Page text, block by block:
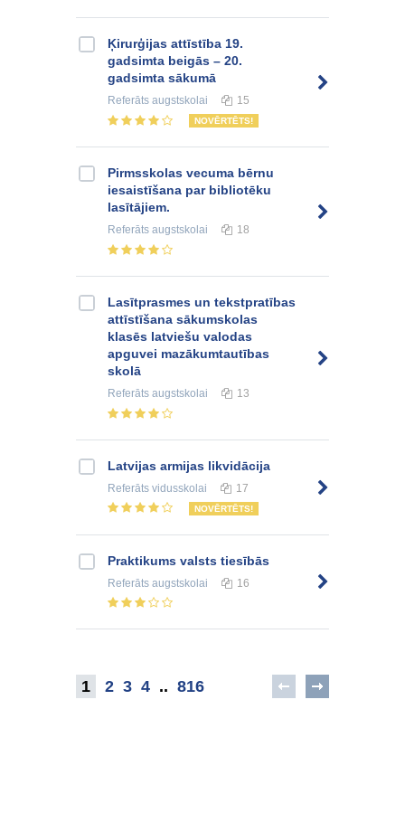
Ķirurģijas attīstība 19.
gadsimta beigās – 20.
gadsimta sākumā
Referāts augstskolai 15
NOVĒRTĒTS!
Pirmsskolas vecuma bērnu
iesaistīšana par bibliotēku
lasītājiem.
Referāts augstskolai 18
Lasītprasmes un tekstpratības
attīstīšana sākumskolas
klasēs latviešu valodas
apguvei mazākumtautības
skolā
Referāts augstskolai 13
Latvijas armijas likvidācija
Referāts vidusskolai 17
NOVĒRTĒTS!
Praktikums valsts tiesībās
Referāts augstskolai 16
1 2 3 4 .. 816